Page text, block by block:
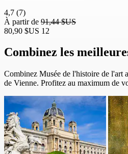
4,7 (7)
À partir de 91,44 $US
80,90 $US 12
Combinez les
Combinez Musée de l'histoire de l'art
de Vienne. Profitez au maximum de